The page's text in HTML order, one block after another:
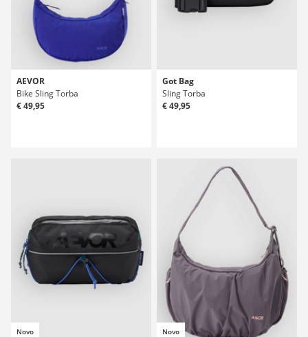
AEVOR
Bike Sling Torba
€ 49,95
Got Bag
Sling Torba
€ 49,95
Novo Novo